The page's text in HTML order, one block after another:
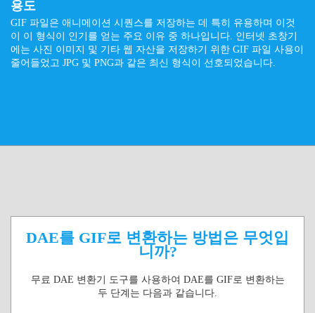
용도
GIF 파일은 애니메이션 시퀀스를 저장하는 데 특히 유용하며 이것
이 이 형식이 인기를 얻는 주요 이유 중 하나입니다. 인터넷 초창기
에는 사진 이미지 및 기타 웹 자산을 저장하기 위한 GIF 파일 사용이
줄어들었고 JPG 및 PNG과 같은 최신 형식이 선호되었습니다.
DAE를 GIF로 변환하는 방법은 무엇입
니까?
무료 DAE 변환기 도구를 사용하여 DAE를 GIF로 변환하는
두 단계는 다음과 같습니다.